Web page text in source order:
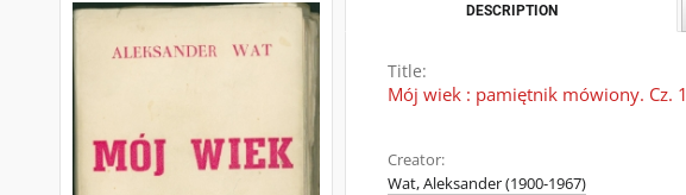
DESCRIPTION
Title:
Mój wiek : pamiętnik mówiony. Cz. 1
Creator:
Wat, Aleksander (1900-1967)